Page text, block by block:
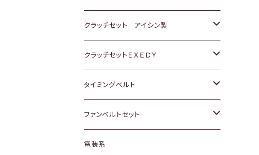
スバル
スバル
ダイハツ
マツダ
三菱
スバル
日野
ＷＡＧＥＮ
アストロ（シボレー）
クライスラー
ＶＯＬＶＯ
スズキ
日産
ダイハツ
マツダ
三菱
ダイハツ
日産
ホンダ
マツダ
トヨタ
クラッチセット アイシン製
ホンダ
スズキ
ダイハツ
マツダ
クラッチセットＥＸＥＤＹ
ホンダ
スズキ
日産
タイミングベルト
トヨタ
スズキ
ファンベルトセット
トヨタ
電装系